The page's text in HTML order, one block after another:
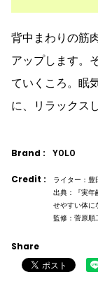
背中まわりの筋
アップします。
ていくころ。眠
に、リラックス
Brand : YOLO
Credit :
ライター：豊
出典：『実年
せやすい体に
監修：菅原順
Share